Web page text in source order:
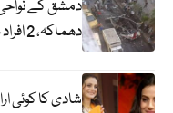
دمشق کے
دھماکہ، 2 افراد جاں بحق، متعدد زخمی
شادی کا کوئی